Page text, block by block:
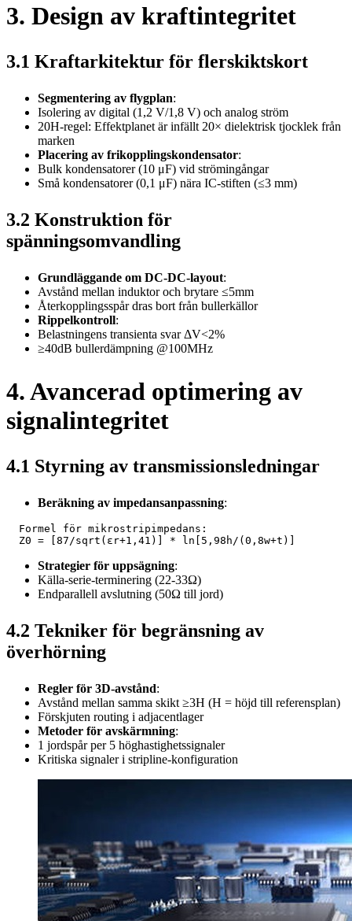
3. Design av kraftintegritet
3.1 Kraftarkitektur för flerskiktskort
Segmentering av flygplan:
Isolering av digital (1,2 V/1,8 V) och analog ström
20H-regel: Effektplanet är infällt 20× dielektrisk tjocklek från
marken
Placering av frikopplingskondensator:
Bulk kondensatorer (10 μF) vid strömingångar
Små kondensatorer (0,1 μF) nära IC-stiften (≤3 mm)
3.2 Konstruktion för
spänningsomvandling
Grundläggande om DC-DC-layout:
Avstånd mellan induktor och brytare ≤5mm
Återkopplingsspår dras bort från bullerkällor
Rippelkontroll:
Belastningens transienta svar ΔV<2%
≥40dB bullerdämpning @100MHz
4. Avancerad optimering av
signalintegritet
4.1 Styrning av transmissionsledningar
Beräkning av impedansanpassning:
  Formel för mikrostripimpedans:
  Z0 = [87/sqrt(εr+1,41)] * ln[5,98h/(0,8w+t)]
Strategier för uppsägning:
Källa-serie-terminering (22-33Ω)
Endparallell avslutning (50Ω till jord)
4.2 Tekniker för begränsning av
överhörning
Regler för 3D-avstånd:
Avstånd mellan samma skikt ≥3H (H = höjd till referensplan)
Förskjuten routing i adjacentlager
Metoder för avskärmning:
1 jordspår per 5 höghastighetssignaler
Kritiska signaler i stripline-konfiguration